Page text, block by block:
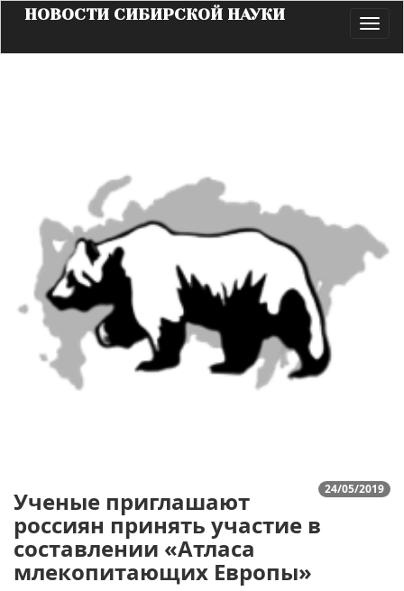
НОВОСТИ СИБИРСКОЙ НАУКИ
24/05/2019
Ученые приглашают
россиян принять участие в
составлении «Атласа
млекопитающих Европы»